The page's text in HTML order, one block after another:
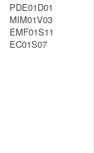
PDE01D01
MIM01V03
EMF01S11
EC01S07